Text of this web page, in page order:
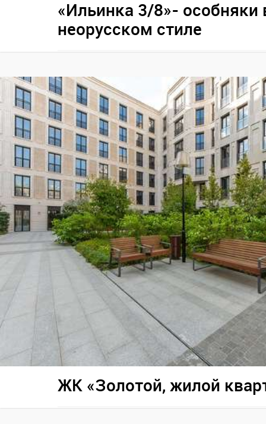
«Ильинка 3/8»- особняки
неорусском стиле
ЖК «Золотой, жилой